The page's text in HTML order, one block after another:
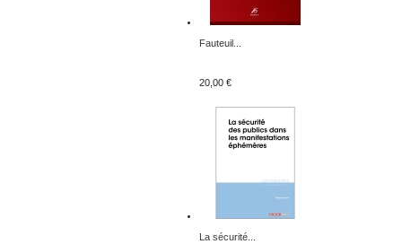
Fauteuil...
20,00 €
La sécurité...